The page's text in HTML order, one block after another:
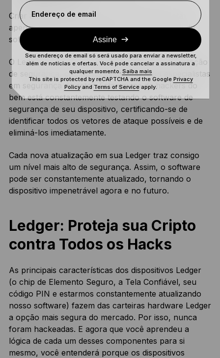
Criar a carteira cripto mais segura não se trata
apenas dos componentes físicos, mas também do
software.
O Ledger Donjon é nossa equipe interna de avaliação
de segurança, composta pelos principais especialistas
em segurança do setor. Esta equipe de hackers do
bem está constantemente testando o software de
segurança de seu dispositivo, certificando-se de
identificar todos os vetores de ataque possíveis e de
eliminá-los imediatamente.
Cada nova atualização em sua Ledger traz consigo
um nível mais alto de segurança. Assim, o software
pode ser constantemente atualizado, tornando o
dispositivo impenetrável agora e no futuro.
Ledger: Proteja sua Cripto
contra Todos os Hacks
As principais características dos dispositivos Ledger
(o chip de Elemento Seguro, a Tela Confiável, seu
código PIN e estarmos constantemente atualizando
nosso software) fazem das carteiras hardware Ledger
a opção mais segura do mercado. Por isso, nunca
foram hackeadas. E agora que você aprendeu a
lógica de cada um desses componentes para si
mesmo, você entenderá porque os dispositivos
Endereço de email
Assine
Seu endereço de email só será usado para enviar a newsletter,
além de notícias e ofertas. Você pode cancelar a assinatura a
qualquer momento. Saiba mais
This site is protected by reCAPTCHA and the Google Privacy
Policyand Terms of Serviceapply.